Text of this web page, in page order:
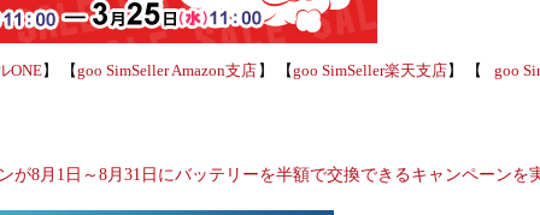
ONE】 【goo SimSeller Amazon支店 】 【goo SimSeller楽天支店】 【 goo
が8月1日～8月31日にバッテリーを半額で交換できるキャンペーンを